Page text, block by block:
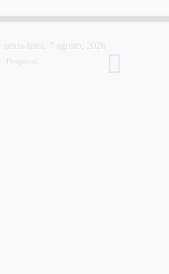
sexta-feira, 7 agosto, 2026